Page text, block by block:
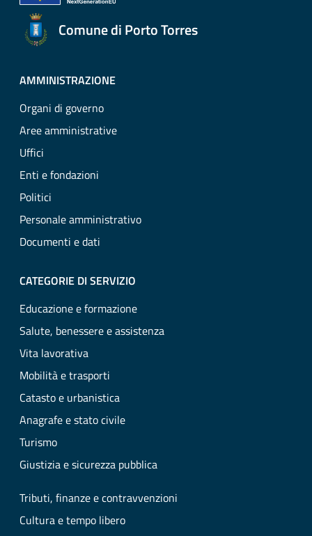
Comune di Porto Torres
AMMINISTRAZIONE
Organi di governo
Aree amministrative
Uffici
Enti e fondazioni
Politici
Personale amministrativo
Documenti e dati
CATEGORIE DI SERVIZIO
Educazione e formazione
Salute, benessere e assistenza
Vita lavorativa
Mobilità e trasporti
Catasto e urbanistica
Anagrafe e stato civile
Turismo
Giustizia e sicurezza pubblica
Tributi, finanze e contravvenzioni
Cultura e tempo libero